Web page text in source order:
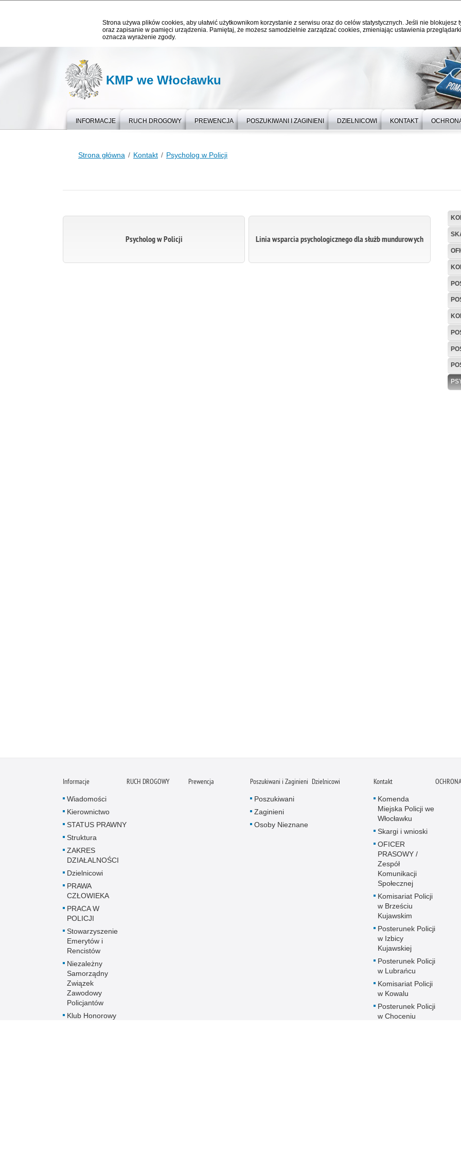
Strona używa plików cookies, aby ułatwić użytkownikom korzystanie z serwisu oraz do celów statystycznych. Jeśli nie blokujesz
oraz zapisanie w pamięci urządzenia. Pamiętaj, że możesz samodzielnie zarządzać cookies, zmieniając ustawienia
oznacza wyrażenie zgody.
KMP we Włocławku
INFORMACJE RUCH DROGOWY PREWENCJA POSZUKIWANI I ZAGINIENI DZIELNICOWI KONTAKT
Strona główna Kontakt Psycholog w Policji
Psycholog w Policji Linia wsparcia psychologicznego dla służb mundurowych
Informacje
Wiadomości
Kierownictwo
STATUS PRAWNY
Struktura
ZAKRES
DZIAŁALNOŚCI
Dzielnicowi
PRAWA
CZŁOWIEKA
PRACA W
POLICJI
Stowarzyszenie
Emerytów i
Rencistów
Niezależny
Samorządny
Związek
Zawodowy
Policjantów
Klub Honorowy
RUCH DROGOWY Prewencja Poszukiwani i Zaginieni
Poszukiwani
Zaginieni
Osoby Nieznane
Dzielnicowi Kontakt
Komenda
Miejska Policji we
Włocławku
Skargi i wnioski
OFICER
PRASOWY /
Zespół
Komunikacji
Społecznej
Komisariat Policji
w Brześciu
Kujawskim
Posterunek Policji
w Izbicy
Kujawskiej
Posterunek Policji
w Lubrańcu
Komisariat Policji
w Kowalu
Posterunek Policji
w Choceniu